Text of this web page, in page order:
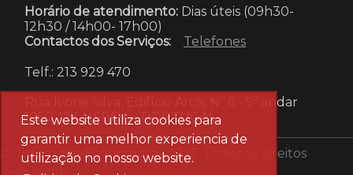
Este website utiliza cookies para
garantir uma melhor experiencia de
utilização no nosso website.
Horário de atendimento: Dias úteis (09h30-
12h30 / 14h00- 17h00)
Contactos dos Serviços:
Telefones
Telf.: 213 929 470
Rua Ivone Silva, Edifício Arcis, Nº 6 - 5º andar
1050-124 LISBOA- PORTUGAL
©Ordem dos Economistas 2025. Todos os direitos
reservados.